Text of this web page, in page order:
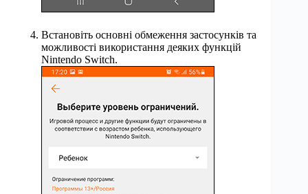
Встановіть основні обмеження застосунків та
можливості використання деяких функцій
Nintendo Switch.